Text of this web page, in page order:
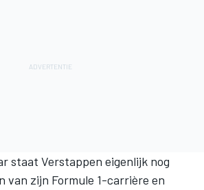
staat Verstappen eigenlijk nog
van zijn Formule 1-carrière en